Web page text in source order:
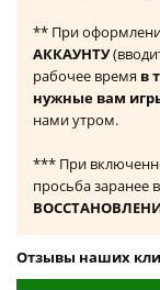
** При
АККАУНТУ
рабочее время в
нужные вам
нами утром.
*** При
просьба заранее
Отзывы наших